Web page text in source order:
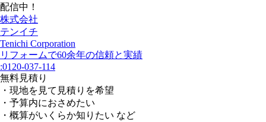
配信中！
株式会社
テンイチ
Tenichi Corporation
リフォームで60余年の信頼と実績
:0120-037-114
無料見積り
・現地を見て見積りを希望
・予算内におさめたい
・概算がいくらか知りたい など